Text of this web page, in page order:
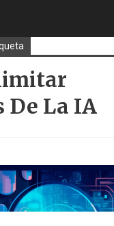
De La IA